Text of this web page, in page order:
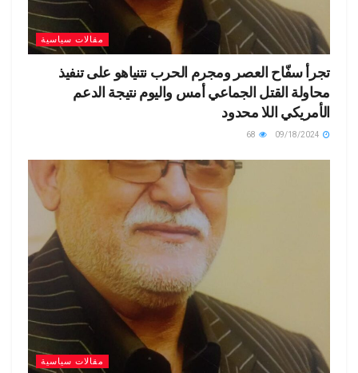
مقالات سياسية
تجرأ سفّاح العصر ومجرم الحرب نتنياهو على تنفيذ
محاولة القتل الجماعي أمس واليوم نتيجة الدعم
الأمريكي اللا محدود
مقالات سياسية